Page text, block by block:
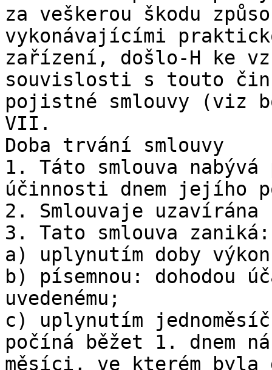
za veškerou škodu
vykonávajícími
zařízení, došlo-H ke
souvislosti s touto
pojistné smlouvy (viz
VII.
Doba trvání smlouvy
1. Táto smlouva
účinnosti dnem jejího
2. Smlouvaje
3. Tato smlouva zaniká:
a) uplynutím doby
b) písemnou: dohodou
uvedenému;
c) uplynutím
počíná běžet 1. dnem
měsíci, ve kterém byla